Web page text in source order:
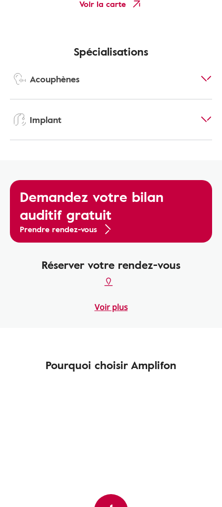
Voir la carte
Spécialisations
Acouphènes
Implant
Demandez votre bilan
auditif gratuit
Prendre rendez-vous
Réserver votre rendez-vous
Voir plus
Pourquoi choisir Amplifon